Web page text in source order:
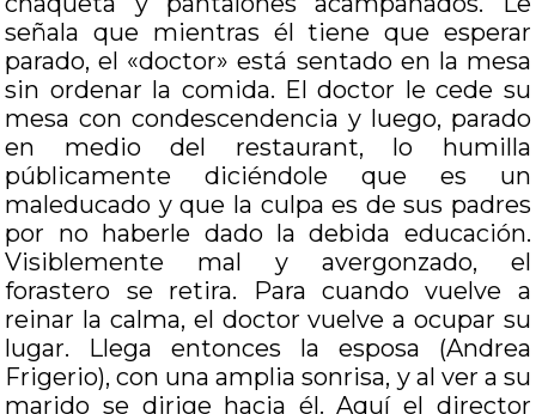
señala que mientras él tiene que esperar
parado, el «doctor» está sentado en la mesa
sin ordenar la comida. El doctor le cede su
mesa con condescendencia y luego, parado
en medio del restaurant, lo humilla
públicamente diciéndole que es un
maleducado y que la culpa es de sus padres
por no haberle dado la debida educación.
Visiblemente mal y avergonzado, el
forastero se retira. Para cuando vuelve a
reinar la calma, el doctor vuelve a ocupar su
lugar. Llega entonces la esposa (Andrea
Frigerio), con una amplia sonrisa, y al ver a su
marido se dirige hacia él. Aquí el director